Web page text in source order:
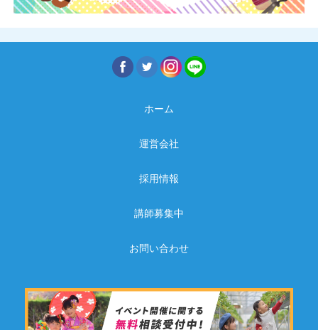
ホーム
運営会社
採用情報
講師募集中
お問い合わせ